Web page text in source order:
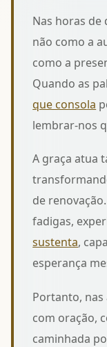
Nas horas de
não como a
como a
Quando as
que consola
lembrar-nos
A graça atua
de
fadigas,
sustenta,
esperança
Portanto,
com oração,
caminhada